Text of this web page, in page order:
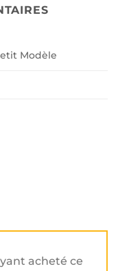
Modèle
acheté ce